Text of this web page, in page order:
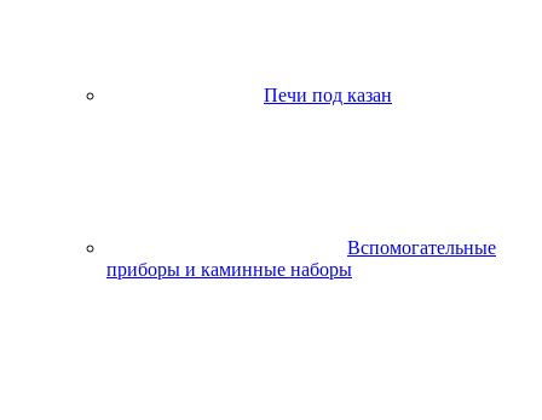
Печи под казан
Вспомогательные
приборы и каминные наборы